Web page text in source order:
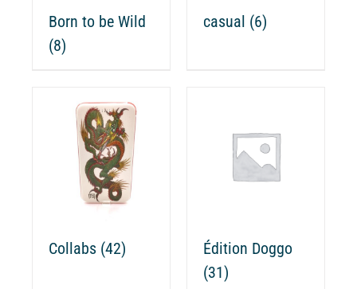
Born to be Wild
(8)
casual (6)
Collabs (42)
Édition Doggo
(31)